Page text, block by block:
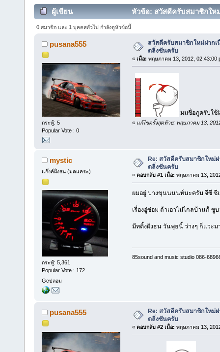
ผู้เขียน หัวข้อ: สวัสดีครับสมาชิกให
0 สมาชิก และ 1 บุคคลทั่วไป กำลังดูหัวข้อนี้
pusana555
กระทู้: 5
Popular Vote : 0
สวัสดีครับสมาชิกใหม่ฝากเ
ตลิ่งชันครับ
« เมื่อ: พฤษภาคม 13, 2012, 02:43:00
:ผมชื่อภูครับใช้
« แก้ไขครั้งสุดท้าย: พฤษภาคม 13,
mystic
แก๊งค์ฝั่งธน (มดแคระ)
กระทู้: 5,361
Popular Vote : 172
Gcปลอม
Re: สวัสดีครับสมาชิกใหม่
ตลิ่งชันครับ
« ตอบกลับ #1 เมื่อ: พฤษภาคม 13,
ผมอยู่ บางขุนนนนท์นะครับ จีซี ซี
เรื่องอู่ซ่อม ถ้าเอาไม่ไกลบ้านก็ ซู
มีทติ้งฝั่งธน วันพุธนี้ ว่างๆ ก็แวะ
85sound and music studio 086-
pusana555
Re: สวัสดีครับสมาชิกใหม่
ตลิ่งชันครับ
« ตอบกลับ #2 เมื่อ: พฤษภาคม 13,